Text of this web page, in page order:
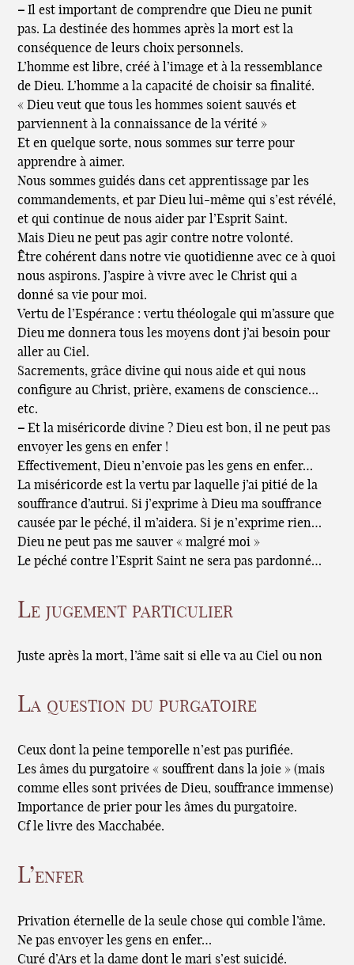
– Il est important de comprendre que Dieu ne punit
pas. La destinée des hommes après la mort est la
conséquence de leurs choix personnels.
L’homme est libre, créé à l’image et à la ressemblance
de Dieu. L’homme a la capacité de choisir sa finalité.
« Dieu veut que tous les hommes soient sauvés et
parviennent à la connaissance de la vérité »
Et en quelque sorte, nous sommes sur terre pour
apprendre à aimer.
Nous sommes guidés dans cet apprentissage par les
commandements, et par Dieu lui-même qui s’est révélé,
et qui continue de nous aider par l’Esprit Saint.
Mais Dieu ne peut pas agir contre notre volonté.
Être cohérent dans notre vie quotidienne avec ce à quoi
nous aspirons. J’aspire à vivre avec le Christ qui a
donné sa vie pour moi.
Vertu de l’Espérance : vertu théologale qui m’assure que
Dieu me donnera tous les moyens dont j’ai besoin pour
aller au Ciel.
Sacrements, grâce divine qui nous aide et qui nous
configure au Christ, prière, examens de conscience…
etc.
– Et la miséricorde divine ? Dieu est bon, il ne peut pas
envoyer les gens en enfer !
Effectivement, Dieu n’envoie pas les gens en enfer…
La miséricorde est la vertu par laquelle j’ai pitié de la
souffrance d’autrui. Si j’exprime à Dieu ma souffrance
causée par le péché, il m’aidera. Si je n’exprime rien…
Dieu ne peut pas me sauver « malgré moi »
Le péché contre l’Esprit Saint ne sera pas pardonné…
Le jugement particulier
Juste après la mort, l’âme sait si elle va au Ciel ou non
La question du purgatoire
Ceux dont la peine temporelle n’est pas purifiée.
Les âmes du purgatoire « souffrent dans la joie » (mais
comme elles sont privées de Dieu, souffrance immense)
Importance de prier pour les âmes du purgatoire.
Cf le livre des Macchabée.
L’enfer
Privation éternelle de la seule chose qui comble l’âme.
Ne pas envoyer les gens en enfer…
Curé d’Ars et la dame dont le mari s’est suicidé.